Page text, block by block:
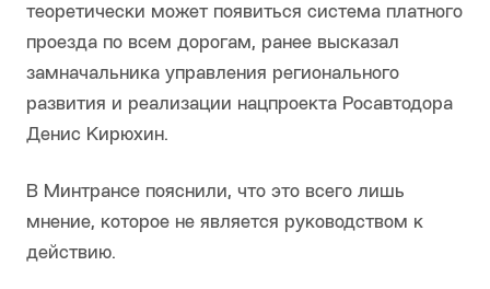
теоретически может появиться система платного
проезда по всем дорогам, ранее высказал
замначальника управления регионального
развития и реализации нацпроекта Росавтодора
Денис Кирюхин.
В Минтрансе пояснили, что это всего лишь
мнение, которое не является руководством к
действию.